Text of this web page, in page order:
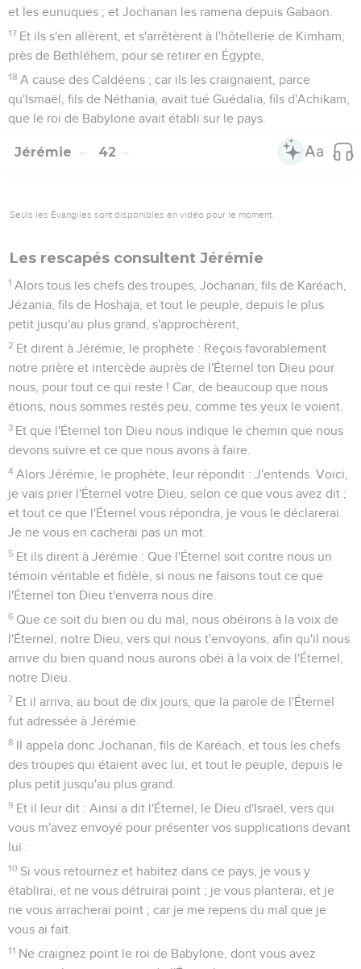
et les eunuques ; et Jochanan les ramena depuis Gabaon.
17 Et ils s'en allèrent, et s'arrêtèrent à l'hôtellerie de Kimham,
près de Bethléhem, pour se retirer en Égypte,
18 A cause des Caldéens ; car ils les craignaient, parce
qu'Ismaël, fils de Néthania, avait tué Guédalia, fils d'Achikam,
que le roi de Babylone avait établi sur le pays.
Jérémie 42
Seuls les Évangiles sont disponibles en vidéo pour le moment.
Les rescapés consultent Jérémie
1 Alors tous les chefs des troupes, Jochanan, fils de Karéach,
Jézania, fils de Hoshaja, et tout le peuple, depuis le plus
petit jusqu'au plus grand, s'approchèrent,
2 Et dirent à Jérémie, le prophète : Reçois favorablement
notre prière et intercède auprès de l'Éternel ton Dieu pour
nous, pour tout ce qui reste ! Car, de beaucoup que nous
étions, nous sommes restés peu, comme tes yeux le voient.
3 Et que l'Éternel ton Dieu nous indique le chemin que nous
devons suivre et ce que nous avons à faire.
4 Alors Jérémie, le prophète, leur répondit : J'entends. Voici,
je vais prier l'Éternel votre Dieu, selon ce que vous avez dit ;
et tout ce que l'Éternel vous répondra, je vous le déclarerai.
Je ne vous en cacherai pas un mot.
5 Et ils dirent à Jérémie : Que l'Éternel soit contre nous un
témoin véritable et fidèle, si nous ne faisons tout ce que
l'Éternel ton Dieu t'enverra nous dire.
6 Que ce soit du bien ou du mal, nous obéirons à la voix de
l'Éternel, notre Dieu, vers qui nous t'envoyons, afin qu'il nous
arrive du bien quand nous aurons obéi à la voix de l'Éternel,
notre Dieu.
7 Et il arriva, au bout de dix jours, que la parole de l'Éternel
fut adressée à Jérémie.
8 Il appela donc Jochanan, fils de Karéach, et tous les chefs
des troupes qui étaient avec lui, et tout le peuple, depuis le
plus petit jusqu'au plus grand.
9 Et il leur dit : Ainsi a dit l'Éternel, le Dieu d'Israël, vers qui
vous m'avez envoyé pour présenter vos supplications devant
lui :
10 Si vous retournez et habitez dans ce pays, je vous y
établirai, et ne vous détruirai point ; je vous planterai, et je
ne vous arracherai point ; car je me repens du mal que je
vous ai fait.
11 Ne craignez point le roi de Babylone, dont vous avez